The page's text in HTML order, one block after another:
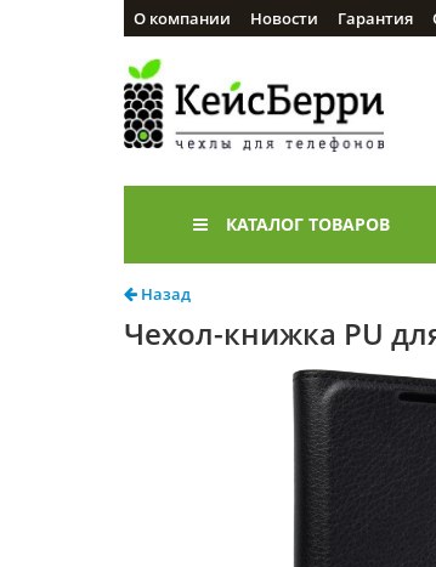
О компании Новости Гарантия
КАТАЛОГ ТОВАРОВ
Назад
Чехол-книжка PU